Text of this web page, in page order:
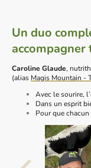
Un duo
Caroline Glaude,
(alias Magis Mountain -
Avec le sourire,
Dans un esprit
Pour que